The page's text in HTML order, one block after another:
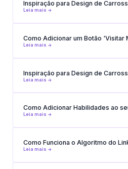
Inspiração para Design de
Leia mais ->
Como Adicionar um Botão 'Visitar
Leia mais ->
Inspiração para Design de
Leia mais ->
Como Adicionar Habilidades ao
Leia mais ->
Como Funciona o Algoritmo do
Leia mais ->